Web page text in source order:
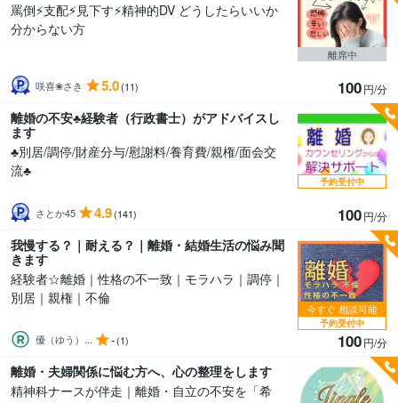
罵倒⚡支配⚡見下す⚡精神的DV どうしたらいいか
分からない方
咲喜❀さき 5.0(11) 100円/分
離席中
離婚の不安♣経験者（行政書士）がアドバイスし
ます
♣別居/調停/財産分与/慰謝料/養育費/親権/面会交
流♣
さとか45 4.9(141) 100円/分
予約受付中
我慢する？｜耐える？｜離婚・結婚生活の悩み聞
きます
経験者☆離婚｜性格の不一致｜モラハラ｜調停｜
別居｜親権｜不倫
優（ゆう）... -(1) 100円/分
今すぐ 相談可能
予約受付中
離婚・夫婦関係に悩む方へ、心の整理をします
精神科ナースが伴走｜離婚・自立の不安を「希